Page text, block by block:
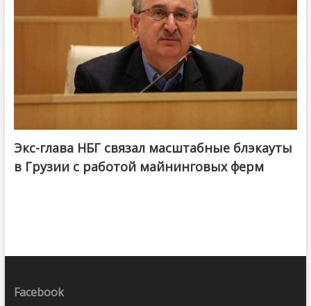
Экс-глава НБГ связал масштабные блэкауты
в Грузии с работой майнинговых ферм
Facebook